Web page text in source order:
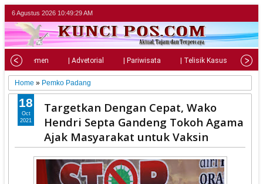
6 Agustus 2026 10:49:31 AM
| Parlemen | Advetorial | Pariwisata | Telisik Kasus |
Home » Pemko Padang
Targetkan Dengan Cepat, Wako
Hendri Septa Gandeng Tokoh Agama
Ajak Masyarakat untuk Vaksin
18
Oct
2021